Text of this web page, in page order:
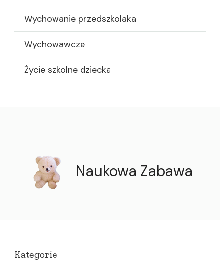
Wychowanie przedszkolaka
Wychowawcze
Życie szkolne dziecka
Naukowa Zabawa
Kategorie